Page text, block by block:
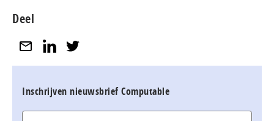
Deel
Inschrijven nieuwsbrief Computable